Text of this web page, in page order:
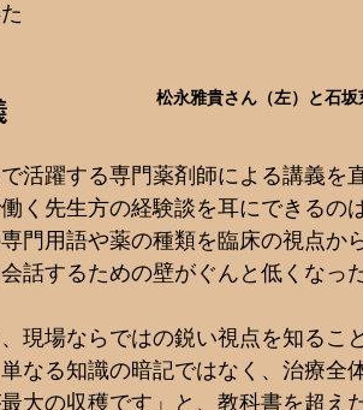
松永雅貴さん（左）と石坂
活躍する専門薬剤師による講義を
く先生方の経験談を耳にできるの
門用語や薬の種類を臨床の視点か
話するための壁がぐんと低くなっ
現場ならではの鋭い視点を知るこ
なる知識の暗記ではなく、治療全
大の収穫です」と、教科書を超え